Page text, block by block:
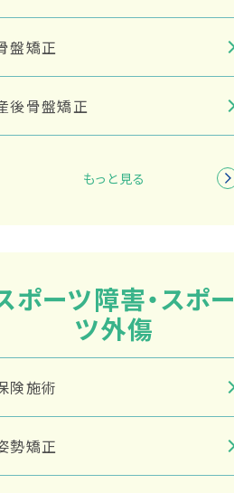
盤矯正
後骨盤矯正
もっと見る
ポーツ障害・スポー
ツ外傷
険施術
勢矯正